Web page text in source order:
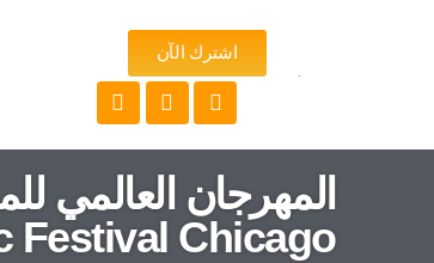
اشترك الآن
المهرجان العالمي
Festival Chicago